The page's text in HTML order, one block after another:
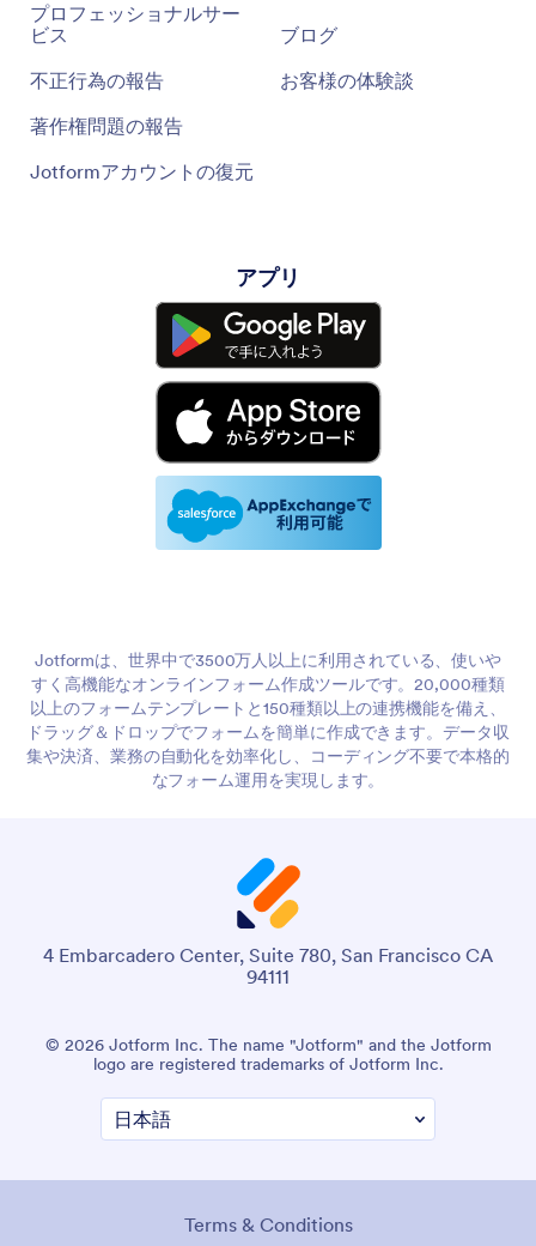
プロフェッショナルサー
ビス
不正行為の報告
著作権問題の報告
Jotformアカウントの復元
ブログ
お客様の体験談
アプリ
Jotformは、世界中で3500万人以上に利用されている、使いや
すく高機能なオンラインフォーム作成ツールです。20,000種類
以上のフォームテンプレートと150種類以上の連携機能を備え、
ドラッグ＆ドロップでフォームを簡単に作成できます。データ収
集や決済、業務の自動化を効率化し、コーディング不要で本格的
なフォーム運用を実現します。
4 Embarcadero Center, Suite 780, San Francisco CA
94111
© 2026 Jotform Inc. The name "Jotform" and the Jotform
logo are registered trademarks of Jotform Inc.
Terms & Conditions